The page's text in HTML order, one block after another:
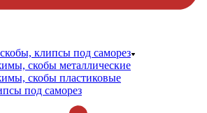
клипсы под саморез
скобы металлические
скобы пластиковые
под саморез